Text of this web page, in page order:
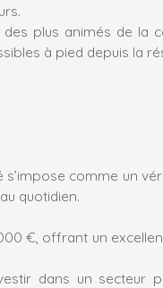
des plus animés de la
à pied depuis la
comme un
quotidien.
€, offrant un
dans un secteur